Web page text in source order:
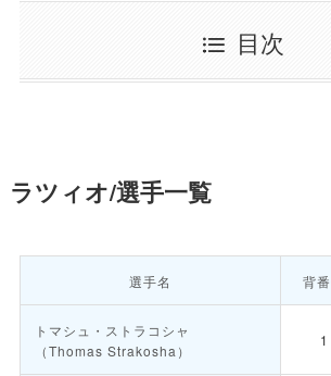
目次
ラツィオ/選手一覧
選手名 背
トマシュ・ストラコシャ
（Thomas Strakosha）
1